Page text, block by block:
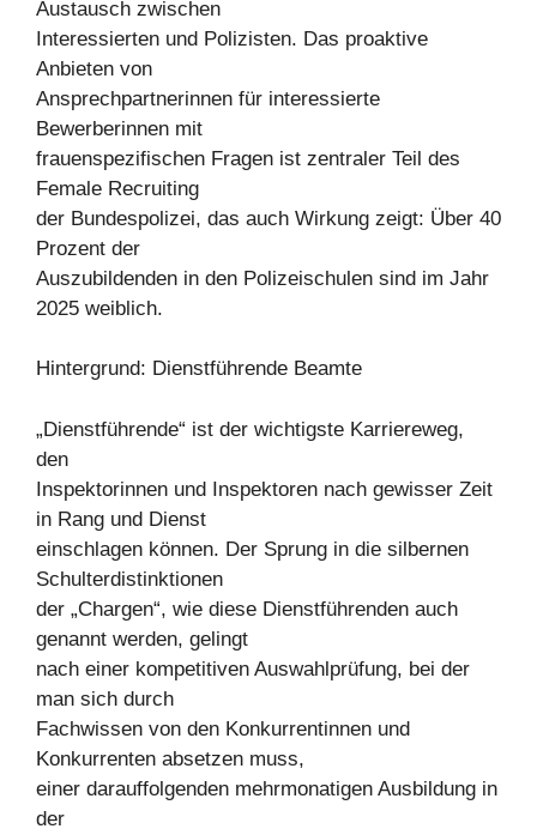
Austausch zwischen
Interessierten und Polizisten. Das proaktive
Anbieten von
Ansprechpartnerinnen für interessierte
Bewerberinnen mit
frauenspezifischen Fragen ist zentraler Teil des
Female Recruiting
der Bundespolizei, das auch Wirkung zeigt: Über 40
Prozent der
Auszubildenden in den Polizeischulen sind im Jahr
2025 weiblich.
Hintergrund: Dienstführende Beamte
„Dienstführende“ ist der wichtigste Karriereweg,
den
Inspektorinnen und Inspektoren nach gewisser Zeit
in Rang und Dienst
einschlagen können. Der Sprung in die silbernen
Schulterdistinktionen
der „Chargen“, wie diese Dienstführenden auch
genannt werden, gelingt
nach einer kompetitiven Auswahlprüfung, bei der
man sich durch
Fachwissen von den Konkurrentinnen und
Konkurrenten absetzen muss,
einer darauffolgenden mehrmonatigen Ausbildung in
der